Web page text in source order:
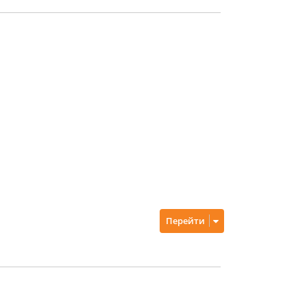
Перейти